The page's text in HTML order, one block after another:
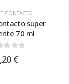
CONTACTO
super
70 ml
€